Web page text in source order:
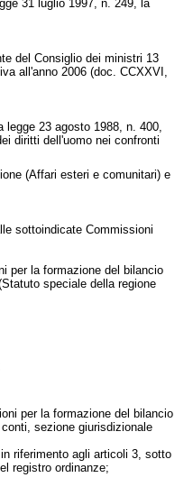
31 luglio 1997, n. 249, la
del Consiglio dei ministri 13
all'anno 2006 (doc. CCXXVI,
legge 23 agosto 1988, n. 400,
diritti dell'uomo nei confronti
(Affari esteri e comunitari) e
sottoindicate Commissioni
per la formazione del bilancio
speciale della regione
per la formazione del bilancio
sezione giurisdizionale
riferimento agli articoli 3, sotto
registro ordinanze;